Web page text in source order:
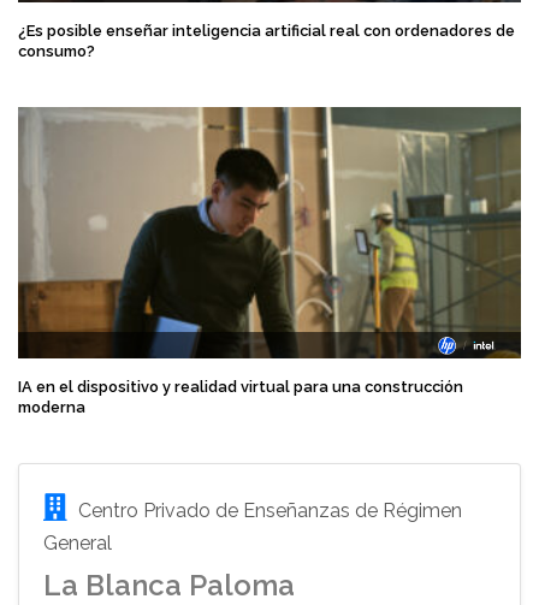
¿Es posible enseñar inteligencia artificial real con ordenadores de
consumo?
IA en el dispositivo y realidad virtual para una construcción
moderna
Centro Privado de Enseñanzas de Régimen
General
La Blanca Paloma